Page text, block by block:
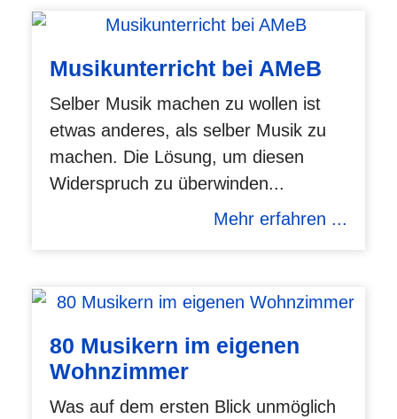
Musikunterricht bei AMeB
Selber Musik machen zu wollen ist
etwas anderes, als selber Musik zu
machen. Die Lösung, um diesen
Widerspruch zu überwinden...
Mehr erfahren ...
80 Musikern im eigenen
Wohnzimmer
Was auf dem ersten Blick unmöglich